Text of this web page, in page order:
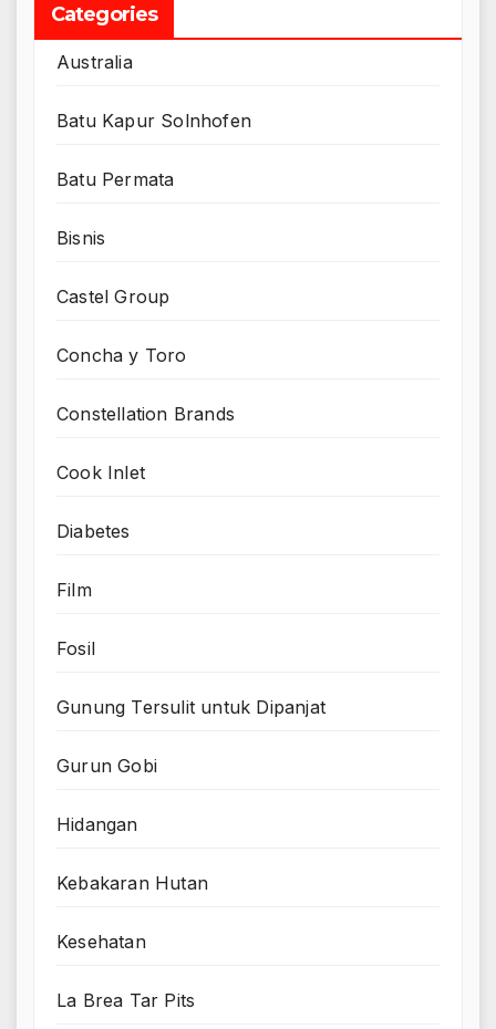
Categories
Australia
Batu Kapur Solnhofen
Batu Permata
Bisnis
Castel Group
Concha y Toro
Constellation Brands
Cook Inlet
Diabetes
Film
Fosil
Gunung Tersulit untuk Dipanjat
Gurun Gobi
Hidangan
Kebakaran Hutan
Kesehatan
La Brea Tar Pits